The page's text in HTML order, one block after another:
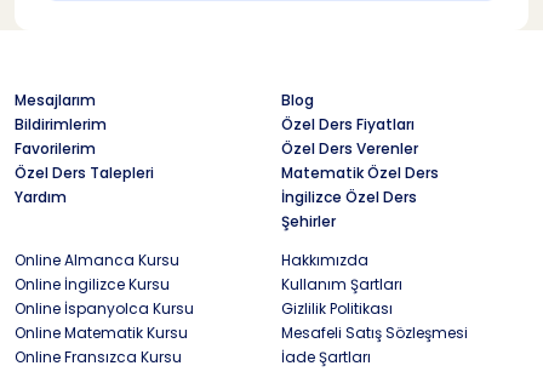
Mesajlarım
Bildirimlerim
Favorilerim
Özel Ders Talepleri
Yardım
Blog
Özel Ders Fiyatları
Özel Ders Verenler
Matematik Özel Ders
İngilizce Özel Ders
Şehirler
Online Almanca Kursu
Online İngilizce Kursu
Online İspanyolca Kursu
Online Matematik Kursu
Online Fransızca Kursu
Hakkımızda
Kullanım Şartları
Gizlilik Politikası
Mesafeli Satış Sözleşmesi
İade Şartları